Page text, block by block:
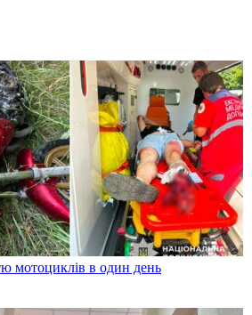
мотоциклів в один день